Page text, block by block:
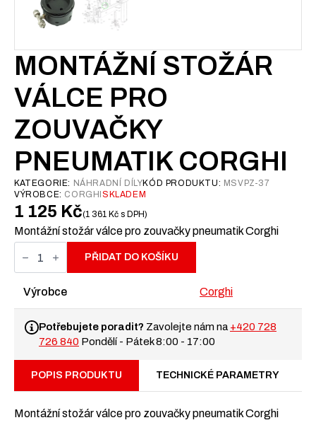
MONTÁŽNÍ STOŽÁR
VÁLCE PRO
ZOUVAČKY
PNEUMATIK CORGHI
KATEGORIE: NÁHRADNÍ DÍLYKÓD PRODUKTU: MSVPZ-37
VÝROBCE: CORGHI SKLADEM
1 125 Kč 1 361 Kč s DPH
Montážní stožár válce pro zouvačky pneumatik Corghi
Montážní
stožár
válce
zouvačky
množství
PŘIDAT DO KOŠÍKU
Výrobce Corghi
Potřebujete poradit? Zavolejte nám na +420 728
726 840 Pondělí - Pátek 8:00 - 17:00
POPIS PRODUKTU TECHNICKÉ PARAMETRY
Montážní stožár válce pro zouvačky pneumatik Corghi